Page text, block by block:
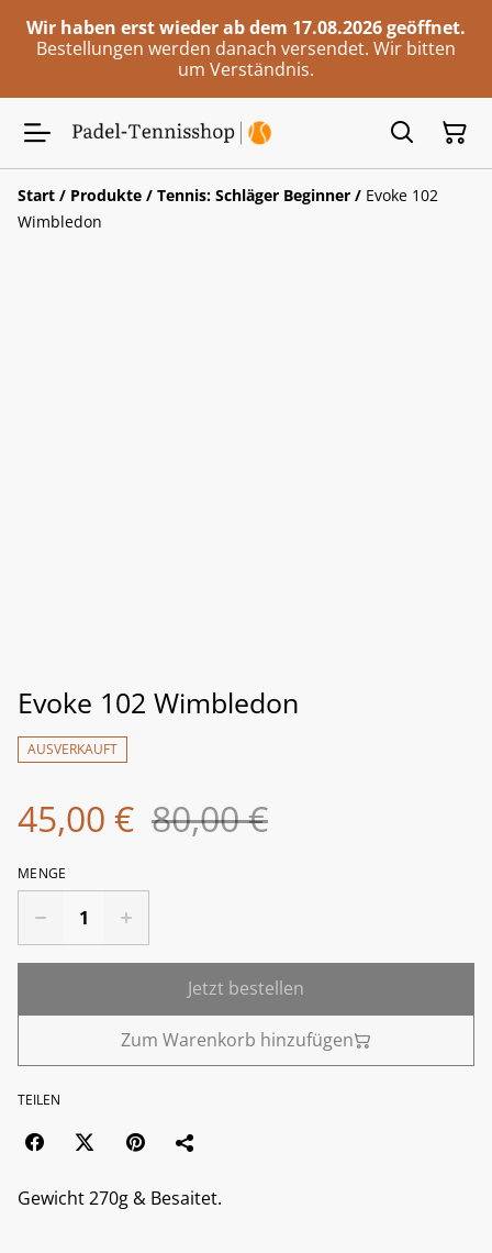
Wir haben erst wieder ab dem 17.08.2026 geöffnet.
Bestellungen werden danach versendet. Wir bitten
um Verständnis.
Start / Produkte / Tennis: Schläger Beginner / Evoke 102
Wimbledon
Evoke 102 Wimbledon
AUSVERKAUFT
45,00 € 80,00 €
MENGE
Jetzt bestellen
Zum Warenkorb hinzufügen
TEILEN
Gewicht 270g & Besaitet.